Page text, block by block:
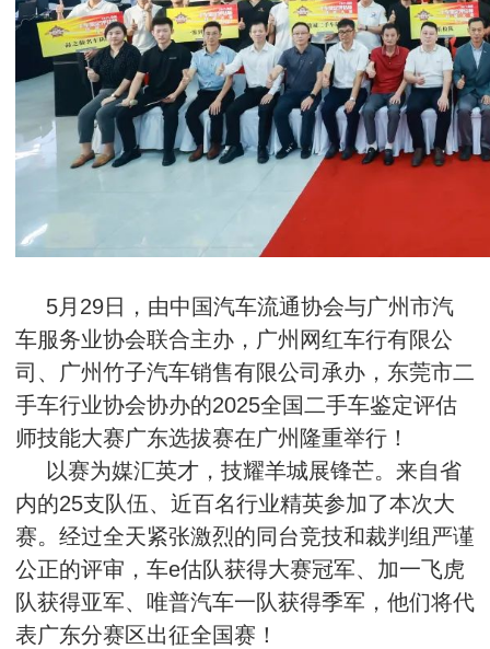
5月29日，由中国汽车流通协会与广州市汽
车服务业协会联合主办，广州网红车行有限公
司、广州竹子汽车销售有限公司承办，东莞市二
手车行业协会协办的2025全国二手车鉴定评估
师技能大赛广东选拔赛在广州隆重举行！
以赛为媒汇英才，技耀羊城展锋芒。来自省
内的25支队伍、近百名行业精英参加了本次大
赛。经过全天紧张激烈的同台竞技和裁判组严谨
公正的评审，车e估队获得大赛冠军、加一飞虎
队获得亚军、唯普汽车一队获得季军，他们将代
表广东分赛区出征全国赛！